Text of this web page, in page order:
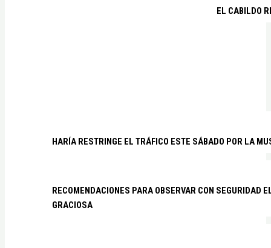
EL CABILDO
HARÍA RESTRINGE EL TRÁFICO ESTE SÁBADO POR LA
RECOMENDACIONES PARA OBSERVAR CON SEGURIDAD
GRACIOSA